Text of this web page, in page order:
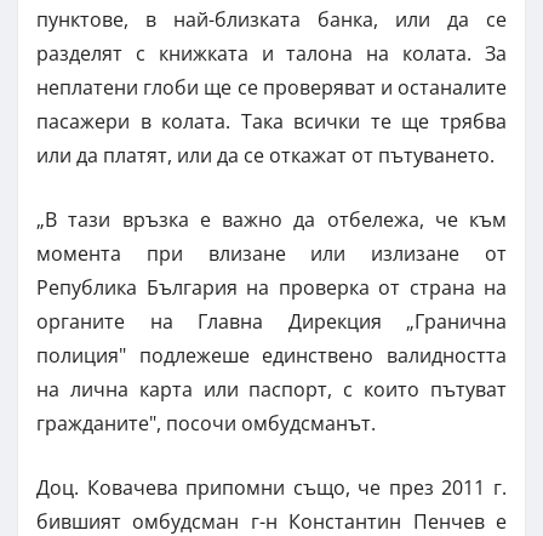
пунктове, в най-близката банка, или да се
разделят с книжката и талона на колата. За
неплатени глоби ще се проверяват и останалите
пасажери в колата. Така всички те ще трябва
или да платят, или да се откажат от пътуването.
„В тази връзка е важно да отбележа, че към
момента при влизане или излизане от
Република България на проверка от страна на
органите на Главна Дирекция „Гранична
полиция" подлежеше единствено валидността
на лична карта или паспорт, с които пътуват
гражданите", посочи омбудсманът.
Доц. Ковачева припомни също, че през 2011 г.
бившият омбудсман г-н Константин Пенчев е